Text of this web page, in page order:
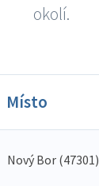
okolí.
Místo
Nový Bor (47301)